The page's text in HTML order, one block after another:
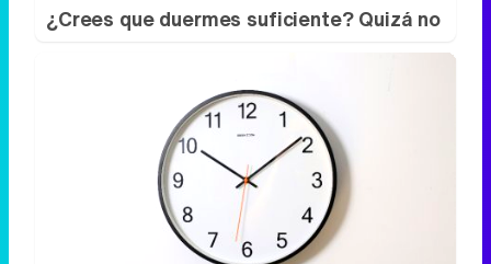
¿Crees que duermes suficiente? Quizá no